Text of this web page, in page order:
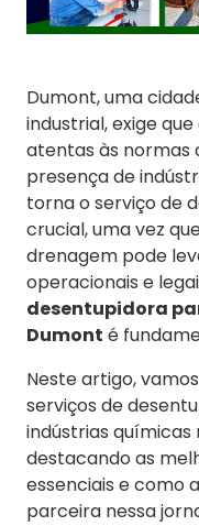
Dumont, uma
industrial, exige
atentas às normas
presença de
torna o serviço de
crucial, uma vez
drenagem pode
operacionais e
desentupidora
Dumont é
Neste artigo,
serviços de
indústrias químicas
destacando as
essenciais e como a
parceira nessa